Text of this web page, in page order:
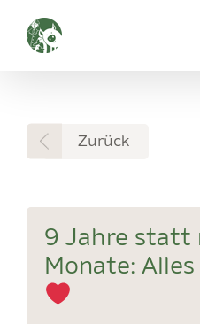
Inhalt
Zurück
9 Jahre statt
Monate: